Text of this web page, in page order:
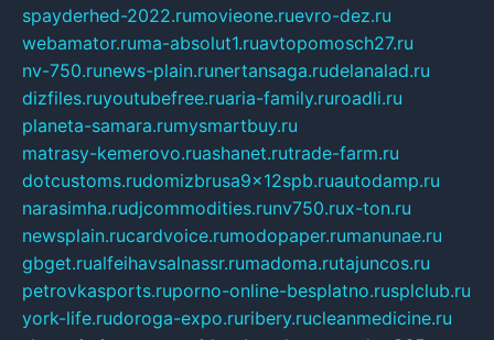
spayderhed-2022.rumovieone.ruevro-dez.ru
webamator.ruma-absolut1.ruavtopomosch27.ru
nv-750.runews-plain.runertansaga.rudelanalad.ru
dizfiles.ruyoutubefree.ruaria-family.ruroadli.ru
planeta-samara.rumysmartbuy.ru
matrasy-kemerovo.ruashanet.rutrade-farm.ru
dotcustoms.rudomizbrusa9x12spb.ruautodamp.ru
narasimha.rudjcommodities.runv750.rux-ton.ru
newsplain.rucardvoice.rumodopaper.rumanunae.ru
gbget.rualfeihavsalnassr.rumadoma.rutajuncos.ru
petrovkasports.ruporno-online-besplatno.rusplclub.ru
york-life.rudoroga-expo.ruribery.rucleanmedicine.ru